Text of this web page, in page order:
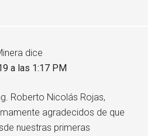
dice
a las 1:17 PM
Roberto Nicolás Rojas,
agradecidos de que
nuestras primeras